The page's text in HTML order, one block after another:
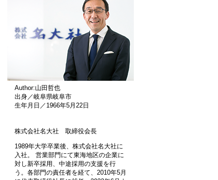
Author:山田哲也
出身／岐阜県岐阜市
生年月日／1966年5月22日
株式会社名大社 取締役会長
1989年大学卒業後、株式会社名大社に
入社。 営業部門にて東海地区の企業に
対し新卒採用、中途採用の支援を行
う。各部門の責任者を経て、2010年5月